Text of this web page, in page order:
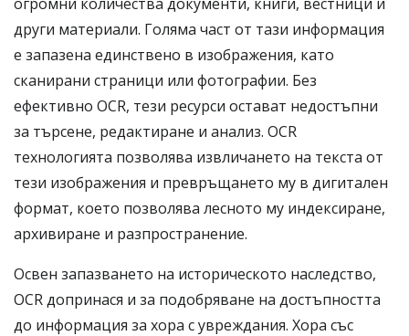
други материали. Голяма част от тази информация
е запазена единствено в изображения, като
сканирани страници или фотографии. Без
ефективно OCR, тези ресурси остават недостъпни
за търсене, редактиране и анализ. OCR
технологията позволява извличането на текста от
тези изображения и превръщането му в дигитален
формат, което позволява лесното му индексиране,
архивиране и разпространение.
Освен запазването на историческото наследство,
OCR допринася и за подобряване на достъпността
до информация за хора с увреждания. Хора със